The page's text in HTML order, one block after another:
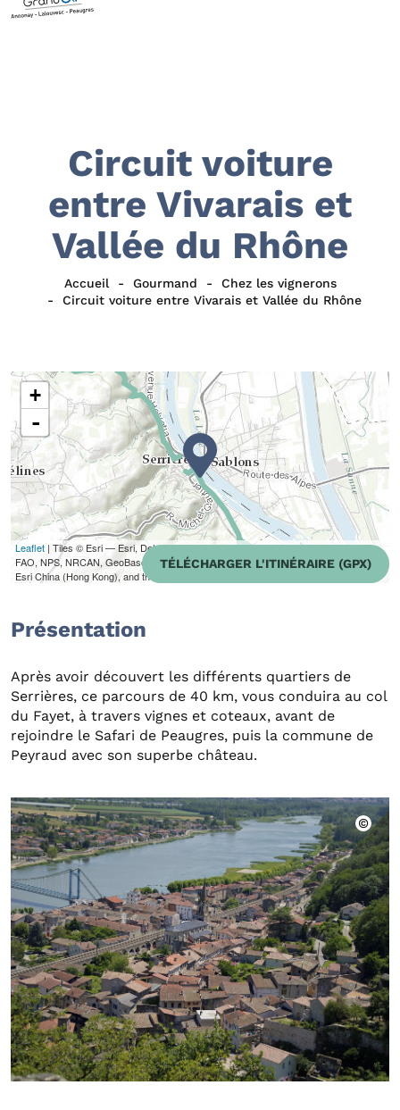
Circuit voiture
entre Vivarais et
Vallée du Rhône
Accueil Gourmand
Chez les vignerons
Circuit voiture entre Vivarais et Vallée du Rhône
+
-
Leaflet | Tiles © Esri — Esri, DeLorme, NAVTEQ, TomTom, Intermap, iPC, USGS,
FAO, NPS, NRCAN, GeoBase, Kadaster NL, Ordnance Survey, Esri Japan, METI,
Esri China (Hong Kong), and the GIS User Community
TÉLÉCHARGER L'ITINÉRAIRE (GPX)
Présentation
Après avoir découvert les différents quartiers de
Serrières, ce parcours de 40 km, vous conduira au col
du Fayet, à travers vignes et coteaux, avant de
rejoindre le Safari de Peaugres, puis la commune de
Peyraud avec son superbe château.